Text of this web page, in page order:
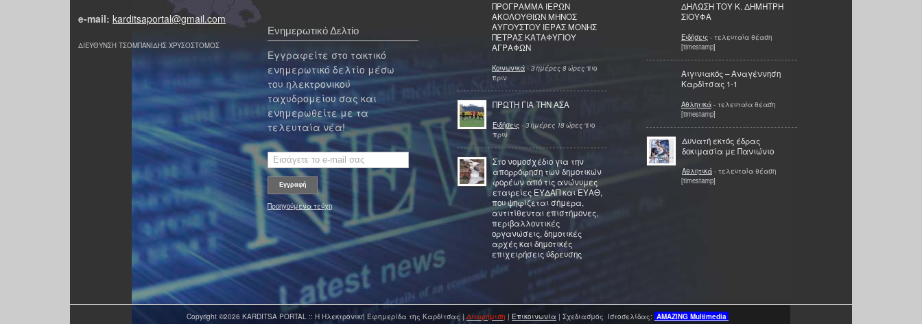
e-mail: karditsaportal@gmail.com
ΔΙΕΥΘΥΝΣΗ ΤΣΟΜΠΑΝΙΔΗΣ ΧΡΥΣΟΣΤΟΜΟΣ
Ενημερωτικό Δελτίο
Εγγραφείτε στο τακτικό
ενημερωτικό δελτίο μέσω
του ηλεκτρονικού
ταχυδρομείου σας και
ενημερωθείτε με τα
τελευταία νέα!
Προηγούμενα τεύχη
ΠΡΟΓΡΑΜΜΑ ΙΕΡΩΝ
ΑΚΟΛΟΥΘΙΩΝ ΜΗΝΟΣ
ΑΥΓΟΥΣΤΟΥ ΙΕΡΑΣ ΜΟΝΗΣ
ΠΕΤΡΑΣ ΚΑΤΑΦΥΓΙΟΥ
ΑΓΡΑΦΩΝ
Κοινωνικά - 3 ημέρες 8 ώρες πιο
πριν
ΠΡΩΤΗ ΓΙΑ ΤΗΝ ΑΣΑ
Ειδήσεις - 3 ημέρες 18 ώρες πιο
πριν
Στο νομοσχέδιο για την
απορρόφηση των δημοτικών
φορέων από τις ανώνυμες
εταιρείες ΕΥΔΑΠ και ΕΥΑΘ,
που ψηφίζεται σήμερα,
αντιτίθενται επιστήμονες,
περιβαλλοντικές
οργανώσεις, δημοτικές
αρχές και δημοτικές
επιχειρήσεις ύδρευσης
ΔΗΛΩΣΗ ΤΟΥ Κ. ΔΗΜΗΤΡΗ
ΣΙΟΥΦΑ
Ειδήσεις - τελευταία θέαση
[timestamp]
Αιγινιακός – Αναγέννηση
Καρδίτσας 1-1
Αθλητικά - τελευταία θέαση
[timestamp]
Δυνατή εκτός έδρας
δοκιμασία με Πανιώνιο
Αθλητικά - τελευταία θέαση
[timestamp]
Copyright ©2026 KARDITSA PORTAL :: Η Ηλεκτρονική Εφημερίδα της Καρδίτσας | Διαφήμιση | Επικοινωνία | Σχεδιασμός Ιστοσελίδας: AMAZING Multimedia